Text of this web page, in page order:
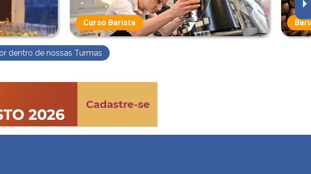
Curso Barista
dentro de nossas Turmas